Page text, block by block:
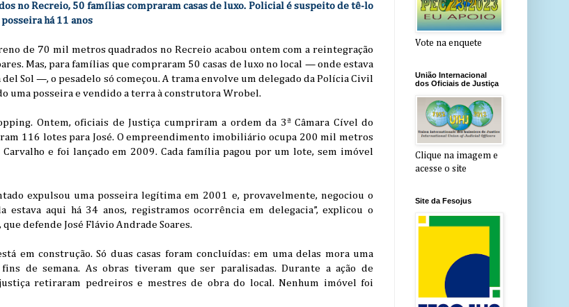
no Recreio, 50 famílias compraram casas de luxo. Policial é suspeito de tê-lo
há 11 anos
de 70 mil metros quadrados no Recreio acabou ontem com a reintegração
Mas, para famílias que compraram 50 casas de luxo no local — onde estava
Sol —, o pesadelo só começou. A trama envolve um delegado da Polícia Civil
uma posseira e vendido a terra à construtora Wrobel.
Ontem, oficiais de Justiça cumpriram a ordem da 3ª Câmara Cível do
116 lotes para José. O empreendimento imobiliário ocupa 200 mil metros
Carvalho e foi lançado em 2009. Cada família pagou por um lote, sem imóvel
expulsou uma posseira legítima em 2001 e, provavelmente, negociou o
estava aqui há 34 anos, registramos ocorrência em delegacia”, explicou o
defende José Flávio Andrade Soares.
em construção. Só duas casas foram concluídas: em uma delas mora uma
de semana. As obras tiveram que ser paralisadas. Durante a ação de
retiraram pedreiros e mestres de obra do local. Nenhum imóvel foi
Vote na enquete
União Internacional
dos Oficiais de Justiça
Clique na imagem e
acesse o site
Site da Fesojus